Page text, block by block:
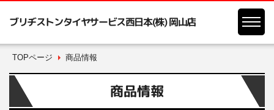
ブリヂストンタイヤサービス西日本(株) 岡山店
TOPページ 商品情報
商品情報